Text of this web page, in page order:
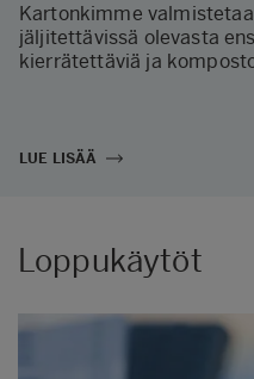
Kartonkimme
jäljitettävissä olevasta
kierrätettäviä ja
LUE LISÄÄ
Loppukäytöt